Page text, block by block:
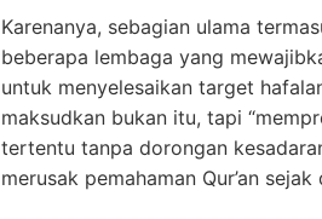
Karenanya, sebagian ulama
beberapa lembaga yang
untuk menyelesaikan target
maksudkan bukan itu, tapi
tertentu tanpa dorongan
merusak pemahaman Qur’an sejak